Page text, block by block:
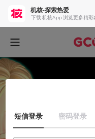
机核-探索热爱
下载 机核App 浏览更多精彩
短信登录 密码登录